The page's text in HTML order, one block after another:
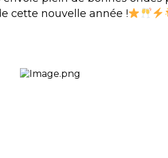
cette nouvelle année !